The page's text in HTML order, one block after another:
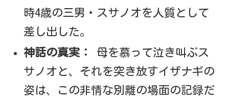
時4歳の三男・スサノオを人質として
差し出した。
神話の真実：
母を慕って泣き叫ぶス
サノオと、それを突き放すイザナギの
姿は、この非情な別離の場面の記録だ